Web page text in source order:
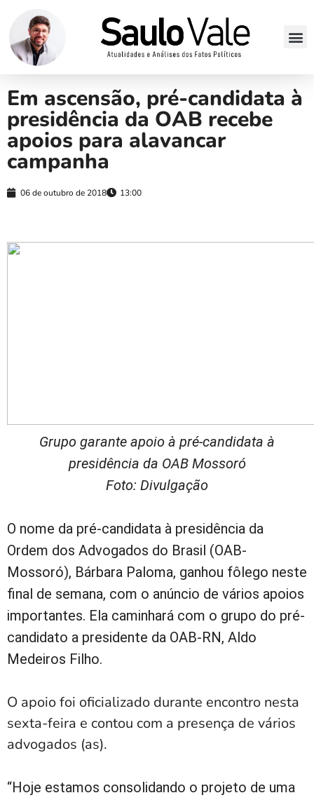
Em ascensão, pré-candidata à
presidência da OAB recebe
apoios para alavancar
campanha
06 de outubro de 2018 13:00
Grupo garante apoio à pré-candidata à
presidência da OAB Mossoró
Foto: Divulgação
O nome da pré-candidata à presidência da
Ordem dos Advogados do Brasil (OAB-
Mossoró), Bárbara Paloma, ganhou fôlego neste
final de semana, com o anúncio de vários apoios
importantes. Ela caminhará com o grupo do pré-
candidato a presidente da OAB-RN, Aldo
Medeiros Filho.
O apoio foi oficializado durante encontro nesta
sexta-feira e contou com a presença de vários
advogados (as).
“Hoje estamos consolidando o projeto de uma